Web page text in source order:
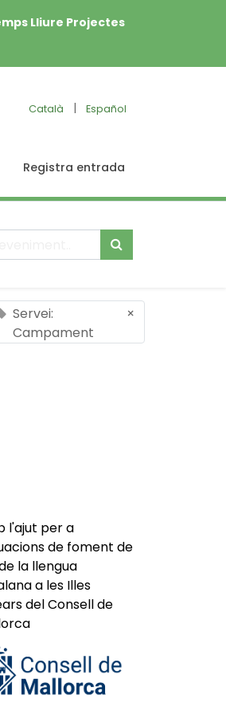
Lliure Projectes
Català | Español
Registra entrada
Servei:
Campament
×
l'ajut per a
de foment de
de la llengua
a les Illes
del Consell de